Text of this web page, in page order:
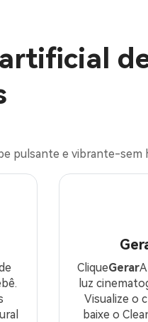
pulsante e vibrante-sem
CliqueGerar
luz
Visualize o
baixe o